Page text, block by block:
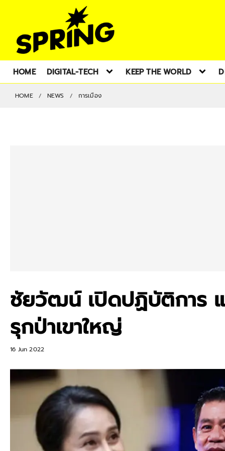
HOME DIGITAL-TECH KEEP THE WORLD
HOME NEWS การเมือง
ชัยวัฒน์ เปิดปฏิบัติการ
รุกป่าเขาใหญ่
16 Jun 2022